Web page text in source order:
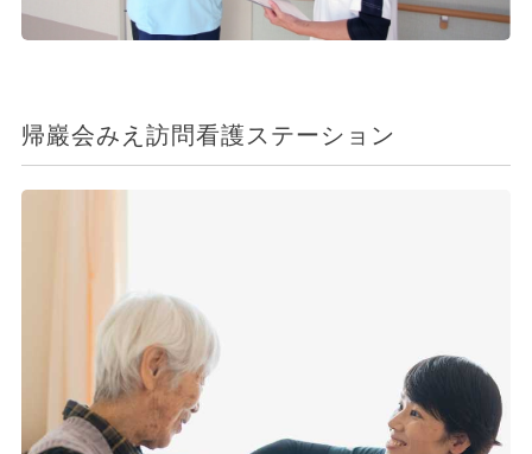
帰巖会みえ訪問看護ステーション